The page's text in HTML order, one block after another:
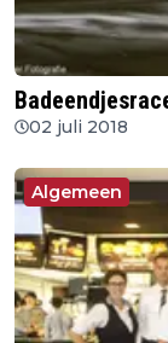
02 juli 2018
Algemeen